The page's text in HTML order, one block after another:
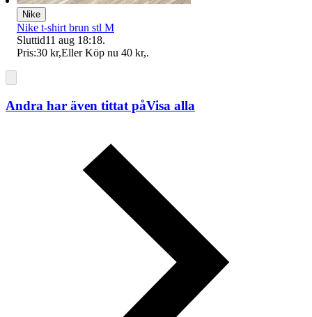
Nike
Nike t-shirt brun stl M
Sluttid11 aug 18:18.
Pris:30 kr,Eller Köp nu 40 kr,.
Andra har även tittat påVisa alla